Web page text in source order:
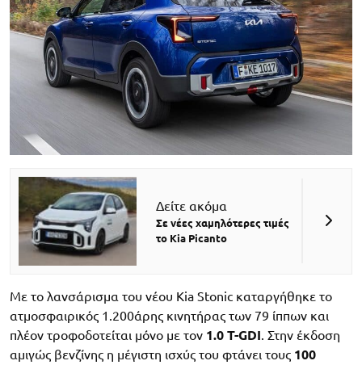
Δείτε ακόμα
Σε νέες χαμηλότερες τιμές
το Kia Picanto
Με το λανσάρισμα του νέου Kia Stonic καταργήθηκε το
ατμοσφαιρικός 1.200άρης κινητήρας των 79 ίππων και
πλέον τροφοδοτείται μόνο με τον 1.0 T-GDI . Στην έκδοση
αμιγώς βενζίνης η μέγιστη ισχύς του φτάνει τους 100